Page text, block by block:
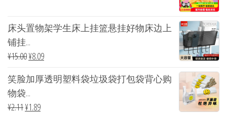
床头置物架学生床上挂篮悬挂好物床边上
铺挂...
¥15.00¥8.09
笑脸加厚透明塑料袋垃圾袋打包袋背心购
物袋...
¥2.11¥1.89